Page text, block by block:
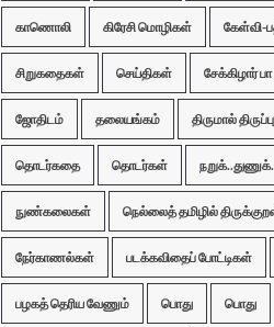
காணொலி கிரேசி மொழிகள் கேள்வி-
சிறுகதைகள் செய்திகள் சேக்கிழார்
ஜோதிடம் தலையங்கம் திருமால்
தொடர்கதை தொடர்கள்
நுண்கலைகள் நெல்லைத் தமிழில்
நேர்காணல்கள் படக்கவிதைப் போட்டிகள்
பழகத் தெரிய வேணும் பொது பொது